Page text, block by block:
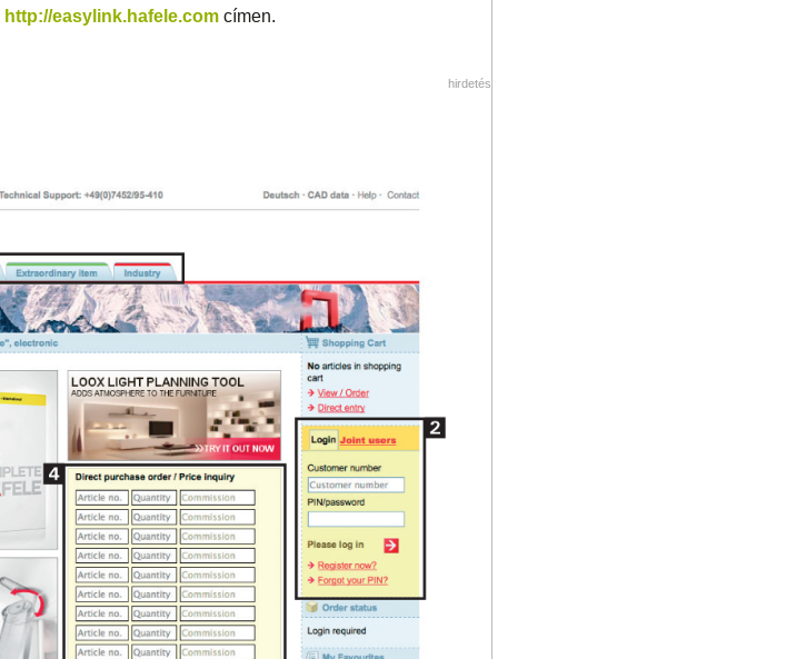
http://easylink.hafele.com címen.
hirdetés